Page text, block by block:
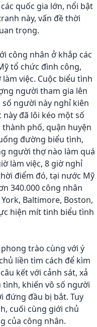
quốc gia lớn, nổi bật
này, vấn đề thời
trọng.
công nhân ở khắp các
tổ chức đình công,
việc. Cuộc biểu tình
người tham gia lên
người này nghỉ kiên
này đã lôi kéo một số
phố, quận huyện
đường biểu tình,
người thợ nào làm quá
làm việc, 8 giờ nghỉ
điểm đó, tại nước Mỹ
340.000 công nhân
Baltimore, Boston,
hiện mít tinh biểu tình
trào cùng với ý
liền tìm cách để kìm
kết với cảnh sát, xả
khiến vô số người
đứng đầu bị bắt. Tuy
cuối cùng giới chủ
của công nhân.